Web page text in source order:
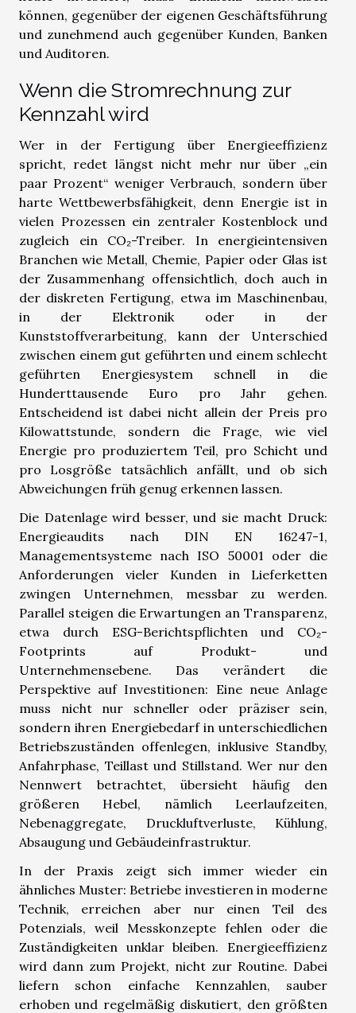
können, gegenüber der eigenen Geschäftsführung
und zunehmend auch gegenüber Kunden, Banken
und Auditoren.
Wenn die Stromrechnung zur
Kennzahl wird
Wer in der Fertigung über Energieeffizienz
spricht, redet längst nicht mehr nur über „ein
paar Prozent“ weniger Verbrauch, sondern über
harte Wettbewerbsfähigkeit, denn Energie ist in
vielen Prozessen ein zentraler Kostenblock und
zugleich ein CO₂-Treiber. In energieintensiven
Branchen wie Metall, Chemie, Papier oder Glas ist
der Zusammenhang offensichtlich, doch auch in
der diskreten Fertigung, etwa im Maschinenbau,
in der Elektronik oder in der
Kunststoffverarbeitung, kann der Unterschied
zwischen einem gut geführten und einem schlecht
geführten Energiesystem schnell in die
Hunderttausende Euro pro Jahr gehen.
Entscheidend ist dabei nicht allein der Preis pro
Kilowattstunde, sondern die Frage, wie viel
Energie pro produziertem Teil, pro Schicht und
pro Losgröße tatsächlich anfällt, und ob sich
Abweichungen früh genug erkennen lassen.
Die Datenlage wird besser, und sie macht Druck:
Energieaudits nach DIN EN 16247-1,
Managementsysteme nach ISO 50001 oder die
Anforderungen vieler Kunden in Lieferketten
zwingen Unternehmen, messbar zu werden.
Parallel steigen die Erwartungen an Transparenz,
etwa durch ESG-Berichtspflichten und CO₂-
Footprints auf Produkt- und
Unternehmensebene. Das verändert die
Perspektive auf Investitionen: Eine neue Anlage
muss nicht nur schneller oder präziser sein,
sondern ihren Energiebedarf in unterschiedlichen
Betriebszuständen offenlegen, inklusive Standby,
Anfahrphase, Teillast und Stillstand. Wer nur den
Nennwert betrachtet, übersieht häufig den
größeren Hebel, nämlich Leerlaufzeiten,
Nebenaggregate, Druckluftverluste, Kühlung,
Absaugung und Gebäudeinfrastruktur.
In der Praxis zeigt sich immer wieder ein
ähnliches Muster: Betriebe investieren in moderne
Technik, erreichen aber nur einen Teil des
Potenzials, weil Messkonzepte fehlen oder die
Zuständigkeiten unklar bleiben. Energieeffizienz
wird dann zum Projekt, nicht zur Routine. Dabei
liefern schon einfache Kennzahlen, sauber
erhoben und regelmäßig diskutiert, den größten